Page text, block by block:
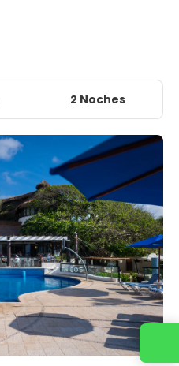
2 Noches
con nosotros